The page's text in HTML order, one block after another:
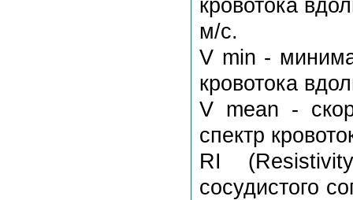
кровотока
м/с.
V min -
кровотока
V mean -
спектр
RI
сосудистого